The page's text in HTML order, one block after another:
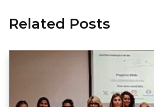
Related Posts